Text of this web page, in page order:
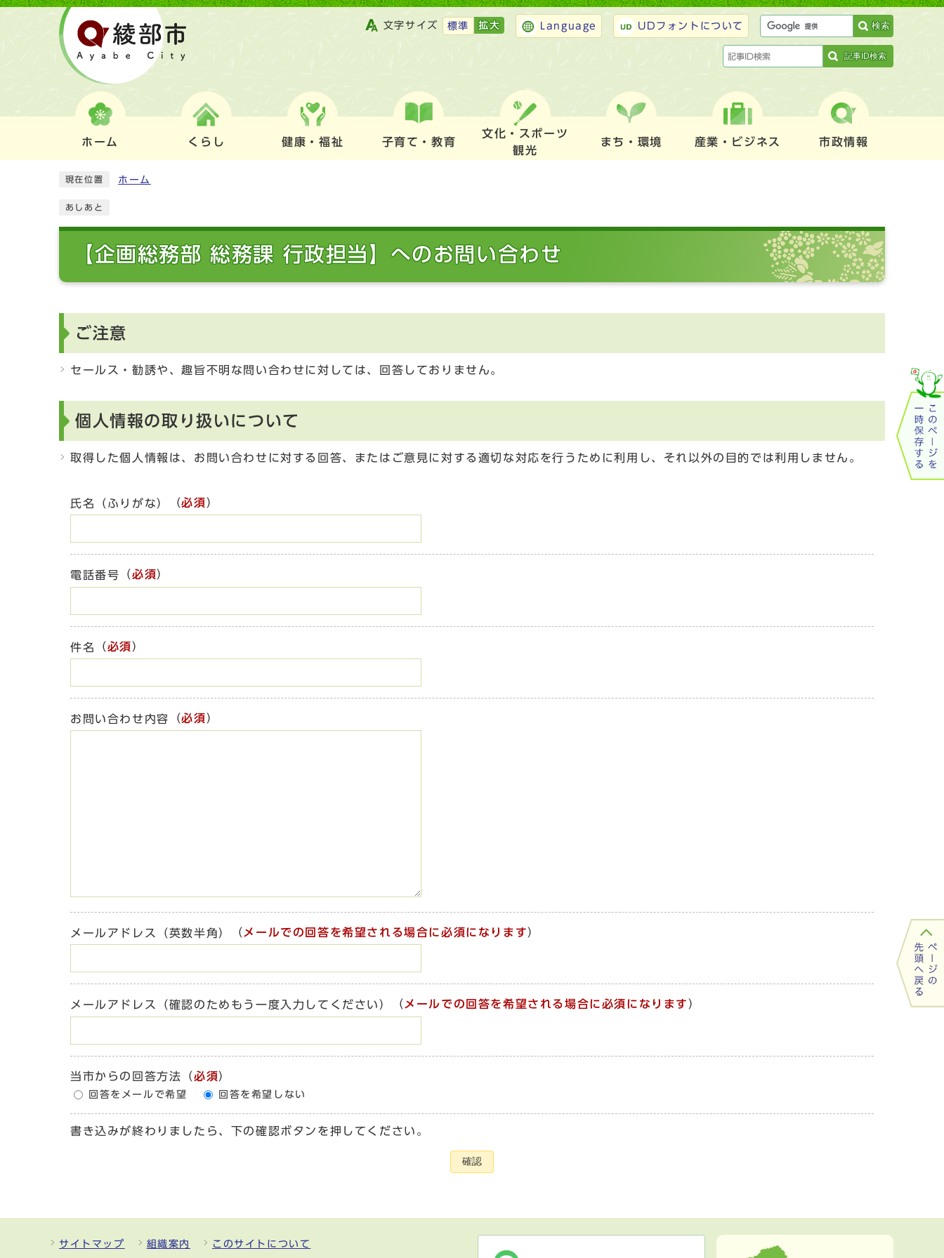
文字サイズ 標準 拡大 Language UDフォントについて 検索
記事ID検索
ホーム くらし 健康・福祉 子育て・教育
文化・スポーツ
観光
まち・環境 産業・ビジネス 市政情報
現在位置 ホーム
あしあと
【企画総務部 総務課 行政担当】へのお問い合わせ
ご注意
セールス・勧誘や、趣旨不明な問い合わせに対しては、回答しておりません。
個人情報の取り扱いについて
取得した個人情報は、お問い合わせに対する回答、またはご意見に対する適切な対応を行うために利用し、それ以外の目的では利用しません。
氏名（ふりがな） （必須）
電話番号 （必須）
件名 （必須）
お問い合わせ内容 （必須）
メールアドレス（英数半角） （ メールでの回答を希望される場合に必須になります）
メールアドレス（確認のためもう一度入力してください） （ メールでの回答を希望される場合に必須になります ）
当市からの回答方法 （必須）
回答をメールで希望 回答を希望しない
書き込みが終わりましたら、下の確認ボタンを押してください。
確認
サイトマップ 組織案内
このサイトについて